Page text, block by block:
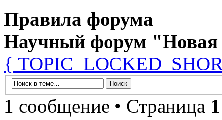
Правила форума
Научный форум "Новая
{
1 сообщение • Страница 1